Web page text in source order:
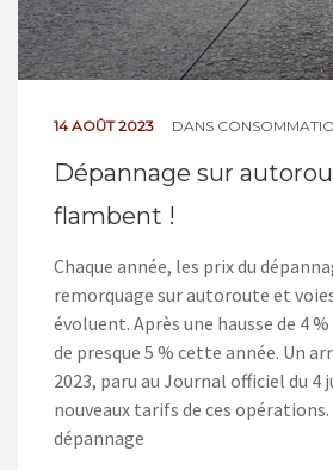
14 AOÛT 2023 DANS
Dépannage sur
flambent !
Chaque année, les prix du
remorquage sur autoroute et
évoluent. Après une hausse de 4
de presque 5 % cette année. Un
2023, paru au Journal officiel du 4
nouveaux tarifs de ces opérations.
dépannage